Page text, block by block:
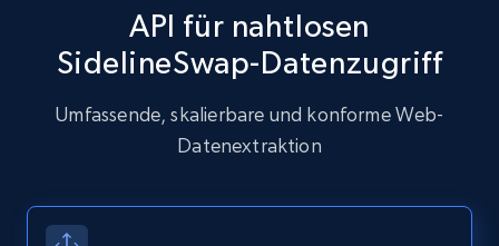
Zillow properties listing information
Zpid, City, State, HomeStatus, Address,
IsCurrentSignedInAgentResponsible, Bedrooms,
12K+ 1.3K+ Gratis testen
API für nahtlosen
SidelineSwap-Datenzugriff
Umfassende, skalierbare und konforme Web-
Datenextraktion